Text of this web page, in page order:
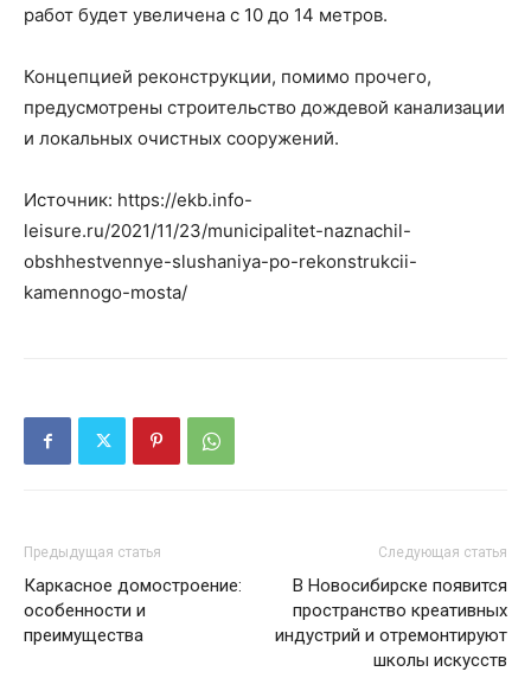
работ будет увеличена с 10 до 14 метров.
Концепцией реконструкции, помимо прочего,
предусмотрены строительство дождевой канализации
и локальных очистных сооружений.
Источник: https://ekb.info-
leisure.ru/2021/11/23/municipalitet-naznachil-
obshhestvennye-slushaniya-po-rekonstrukcii-
kamennogo-mosta/
Предыдущая статья
Каркасное домостроение:
особенности и
преимущества
Следующая статья
В Новосибирске появится
пространство креативных
индустрий и отремонтируют
школы искусств